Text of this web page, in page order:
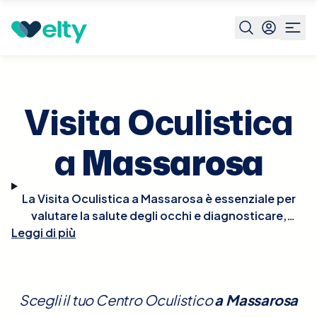
Prenota visita Massarosa
Visita Oculistica
aMassarosa
La Visita Oculistica a Massarosa è essenziale per
valutare la salute degli occhi e diagnosticare,
trattare, o prevenire varie condizioni visive. Durante
intraoculare e altri test specifici per rilevare
Leggi di più
Scegli il tuo Centro Oculisticoa Massarosa